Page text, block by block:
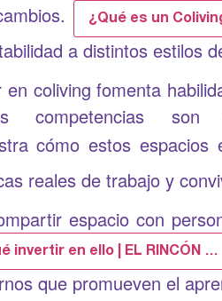
¿Qué es un
a distintos estilos
en coliving fomenta
son
cómo estos espacios
reales de trabajo y
espacio con
invertir en ello | EL RINCÓN …
que promueven el